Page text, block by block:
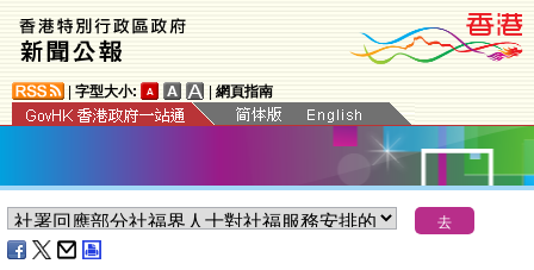
字型大小: 網頁指南